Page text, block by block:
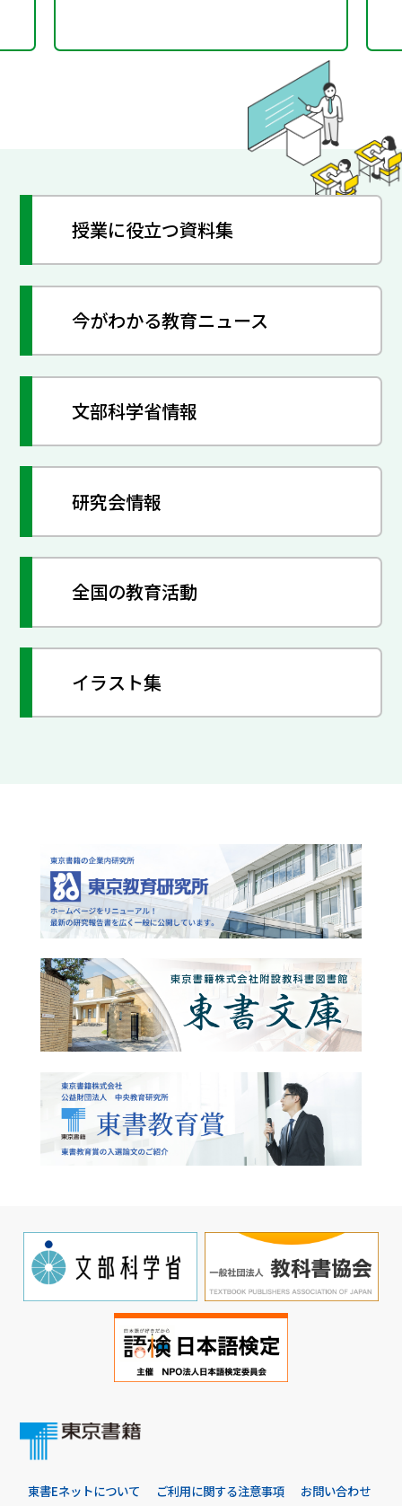
授業に役立つ資料集
今がわかる教育ニュース
文部科学省情報
研究会情報
全国の教育活動
イラスト集
東書Eネットについて ご利用に関する注意事項
お問い合わせ